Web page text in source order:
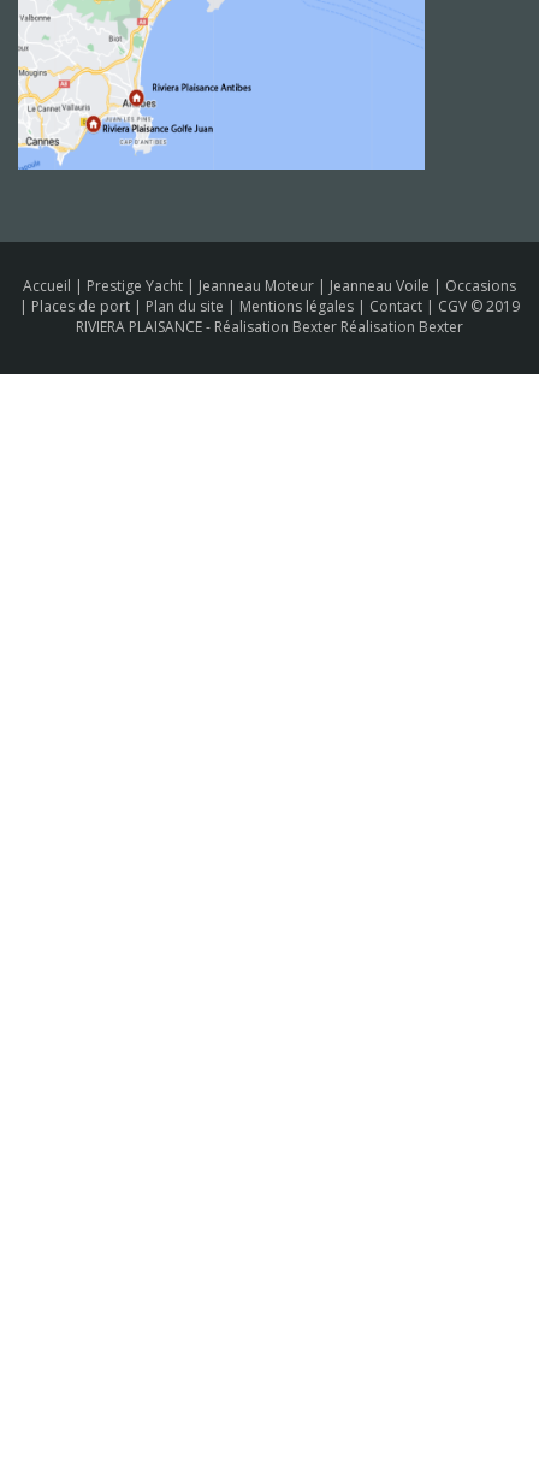
Accueil | Prestige Yacht | Jeanneau Moteur | Jeanneau Voile | Occasions
| Places de port | Plan du site | Mentions légales | Contact | CGV © 2019
RIVIERA PLAISANCE - Réalisation Bexter Réalisation Bexter